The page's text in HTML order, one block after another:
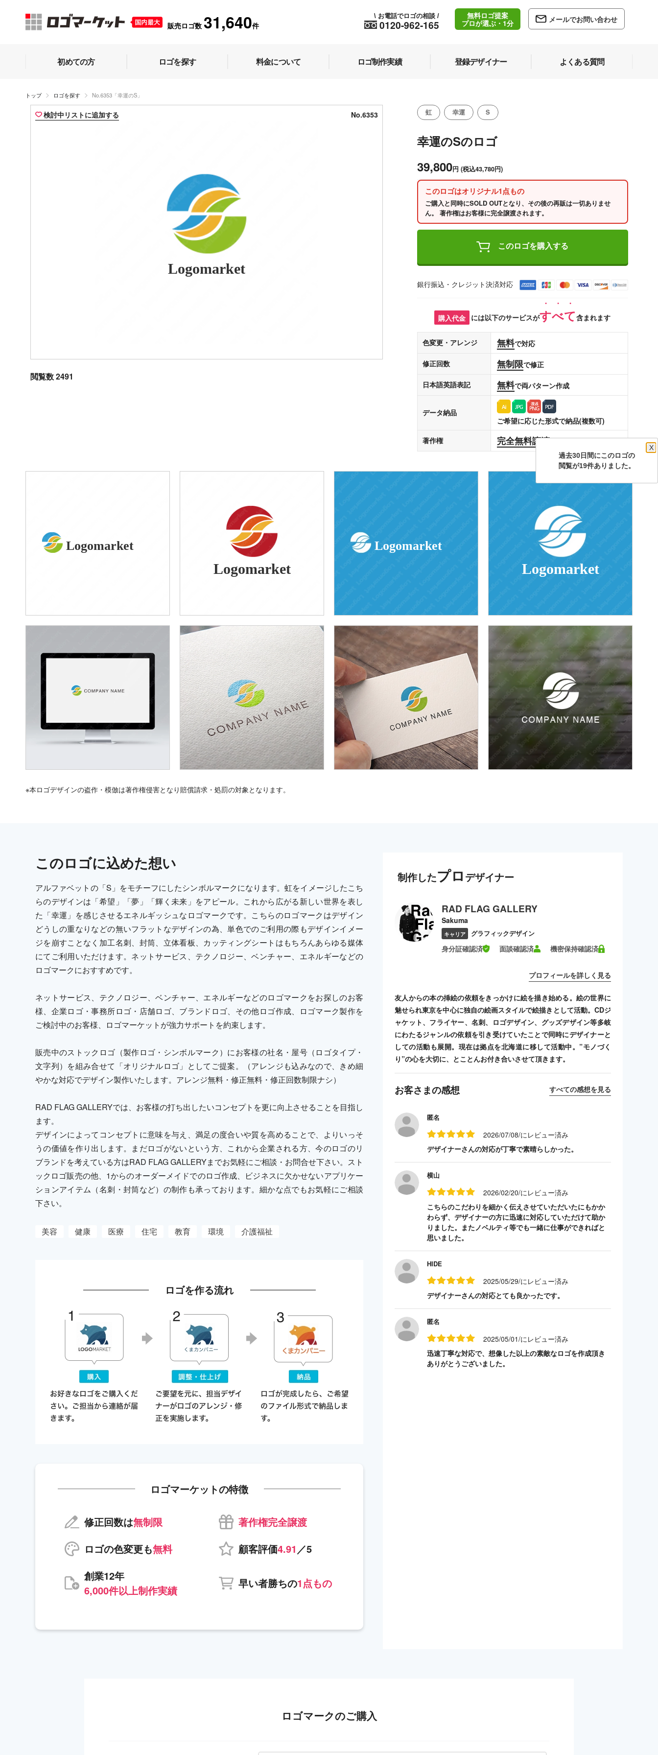
販売ロゴ数 31,640件 0120-962-165
\ お電話でロゴの相談 /
無料ロゴ提案
プロが選ぶ・1分
メールでお問い合わせ
初めての方 ロゴを探す 料金について ロゴ制作実績 登録デザイナー よくある質問
トップ ロゴを探す No.6353「幸運のS」
検討中リストに追加する No.6353
Logomarket
閲覧数 2491
虹 幸運 S
幸運のSのロゴ
39,800円 (税込43,780円)
このロゴはオリジナル1点もの
ご購入と同時にSOLD OUTとなり、その後の再販は一切ありませ
ん。 著作権はお客様に完全譲渡されます。
このロゴを購入する
銀行振込・クレジット決済対応
購入代金 には以下のサービスがすべて含まれます
色変更・アレンジ 無料で対応
修正回数 無制限で修正
日本語英語表記 無料で両パターン作成
データ納品
ご希望に応じた形式で納品(複数可)
著作権
完全無料譲渡します
Logomarket
Logomarket
Logomarket
Logomarket
※本ロゴデザインの盗作・模倣は著作権侵害となり賠償請求・処罰の対象となります。
このロゴに込めた想い
アルファベットの「S」をモチーフにしたシンボルマークになります。虹をイメージしたこち
らのデザインは「希望」「夢」「輝く未来」をアピール。これから広がる新しい世界を表し
た「幸運」を感じさせるエネルギッシュなロゴマークです。こちらのロゴマークはデザイン
どうしの重なりなどの無いフラットなデザインの為、単色でのご利用の際もデザインイメー
ジを崩すことなく加工名刺、封筒、立体看板、カッティングシートはもちろんあらゆる媒体
にてご利用いただけます。ネットサービス、テクノロジー、ベンチャー、エネルギーなどの
ロゴマークにおすすめです。
ネットサービス、テクノロジー、ベンチャー、エネルギーなどのロゴマークをお探しのお客
様、企業ロゴ・事務所ロゴ・店舗ロゴ、ブランドロゴ、その他ロゴ作成、ロゴマーク製作を
ご検討中のお客様、ロゴマーケットが強力サポートを約束します。
販売中のストックロゴ（製作ロゴ・シンボルマーク）にお客様の社名・屋号（ロゴタイプ・
文字列）を組み合せて「オリジナルロゴ」としてご提案。（アレンジも込みなので、きめ細
やかな対応でデザイン製作いたします。アレンジ無料・修正無料・修正回数制限ナシ）
RAD FLAG GALLERYでは、お客様の打ち出したいコンセプトを更に向上させることを目指し
ます。
デザインによってコンセプトに意味を与え、満足の度合いや質を高めることで、よりいっそ
うの価値を作り出します。まだロゴがないという方、これから企業される方、今のロゴのリ
ブランドを考えている方はRAD FLAG GALLERYまでお気軽にご相談・お問合せ下さい。スト
ックロゴ販売の他、1からのオーダーメイドでのロゴ作成、ビジネスに欠かせないアプリケー
ションアイテム（名刺・封筒など）の制作も承っております。細かな点でもお気軽にご相談
下さい。
美容 健康 医療 住宅 教育 環境 介護福祉
ロゴを作る流れ
ロゴマーケットの特徴
修正回数は無制限
著作権完全譲渡
ロゴの色変更も無料 顧客評価4.91 ／5
創業12年
6,000件以上制作実績
早い者勝ちの1点もの
制作したプロ デザイナー
RAD FLAG GALLERY
Sakuma
キャリア グラフィックデザイン
身分証確認済 面談確認済 機密保持確認済
プロフィールを詳しく見る
友人からの本の挿絵の依頼をきっかけに絵を描き始める。絵の世界に
魅せられ東京を中心に独自の絵画スタイルで絵描きとして活動。CDジ
ャケット、フライヤー、名刺、ロゴデザイン、グッズデザイン等多岐
にわたるジャンルの依頼を引き受けていたことで同時にデザイナーと
しての活動も展開。現在は拠点を北海道に移して活動中。”モノづく
り”の心を大切に、とことんお付き合いさせて頂きます。
お客さまの感想 すべての感想を見る
匿名
2026/07/08/にレビュー済み
デザイナーさんの対応が丁寧で素晴らしかった。
横山
2026/02/20/にレビュー済み
こちらのこだわりを細かく伝えさせていただいたにもかか
わらず、デザイナーの方に迅速に対応していただけて助か
りました。またノベルティ等でも一緒に仕事ができればと
思いました。
HIDE
2025/05/29/にレビュー済み
デザイナーさんの対応とても良かったです。
匿名
2025/05/01/にレビュー済み
迅速丁寧な対応で、想像した以上の素敵なロゴを作成頂き
ありがとうございました。
ロゴマークのご購入
過去30日間にこのロゴの
X
閲覧が19件ありました。